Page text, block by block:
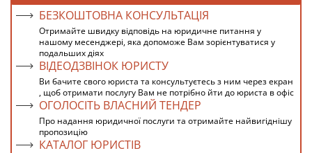
БЕЗКОШТОВНА КОНСУЛЬТАЦІЯ
Отримайте швидку відповідь на юридичне питання у
нашому месенджері, яка допоможе Вам зорієнтуватися у
подальших діях
ВІДЕОДЗВІНОК ЮРИСТУ
Ви бачите свого юриста та консультуєтесь з ним через екран
, щоб отримати послугу Вам не потрібно йти до юриста в офіс
ОГОЛОСІТЬ ВЛАСНИЙ ТЕНДЕР
Про надання юридичної послуги та отримайте найвигіднішу
пропозицію
КАТАЛОГ ЮРИСТІВ